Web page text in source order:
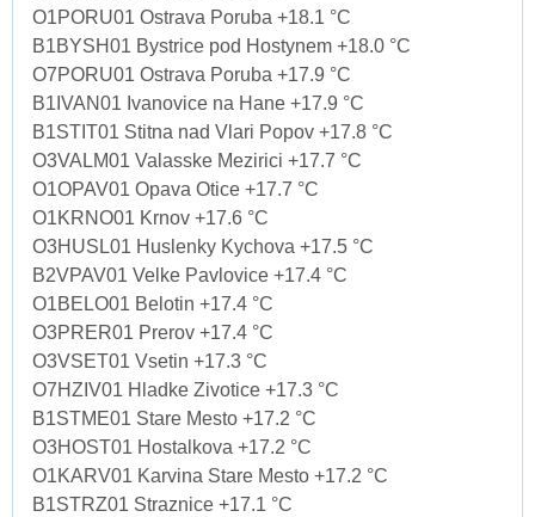
O1PORU01 Ostrava Poruba +18.1 °C
B1BYSH01 Bystrice pod Hostynem +18.0 °C
O7PORU01 Ostrava Poruba +17.9 °C
B1IVAN01 Ivanovice na Hane +17.9 °C
B1STIT01 Stitna nad Vlari Popov +17.8 °C
O3VALM01 Valasske Mezirici +17.7 °C
O1OPAV01 Opava Otice +17.7 °C
O1KRNO01 Krnov +17.6 °C
O3HUSL01 Huslenky Kychova +17.5 °C
B2VPAV01 Velke Pavlovice +17.4 °C
O1BELO01 Belotin +17.4 °C
O3PRER01 Prerov +17.4 °C
O3VSET01 Vsetin +17.3 °C
O7HZIV01 Hladke Zivotice +17.3 °C
B1STME01 Stare Mesto +17.2 °C
O3HOST01 Hostalkova +17.2 °C
O1KARV01 Karvina Stare Mesto +17.2 °C
B1STRZ01 Straznice +17.1 °C